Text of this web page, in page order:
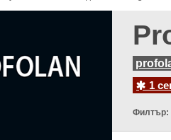
1
Филтър: